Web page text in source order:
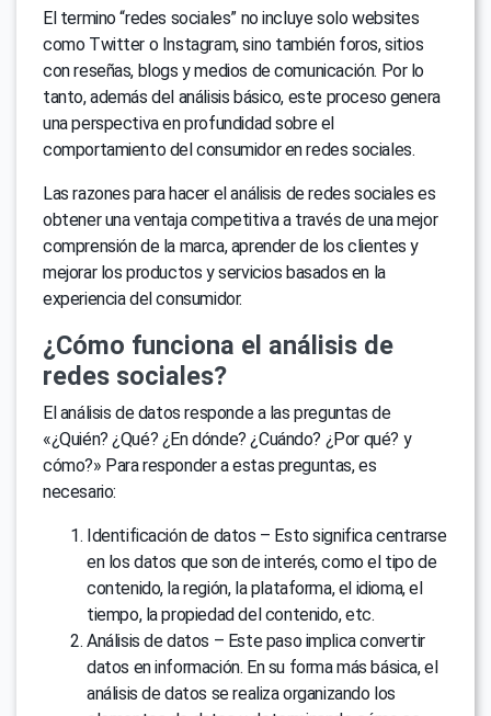
El termino “redes sociales” no incluye solo websites
como Twitter o Instagram, sino también foros, sitios
con reseñas, blogs y medios de comunicación. Por lo
tanto, además del análisis básico, este proceso genera
una perspectiva en profundidad sobre el
comportamiento del consumidor en redes sociales.
Las razones para hacer el análisis de redes sociales es
obtener una ventaja competitiva a través de una mejor
comprensión de la marca, aprender de los clientes y
mejorar los productos y servicios basados en la
experiencia del consumidor.
¿Cómo funciona el análisis de
redes sociales?
El análisis de datos responde a las preguntas de
«¿Quién? ¿Qué? ¿En dónde? ¿Cuándo? ¿Por qué? y
cómo?» Para responder a estas preguntas, es
necesario:
Identificación de datos – Esto significa centrarse
en los datos que son de interés, como el tipo de
contenido, la región, la plataforma, el idioma, el
tiempo, la propiedad del contenido, etc.
Análisis de datos – Este paso implica convertir
datos en información. En su forma más básica, el
análisis de datos se realiza organizando los